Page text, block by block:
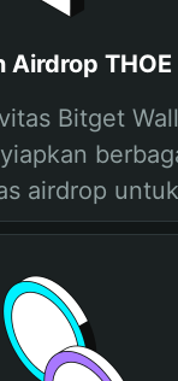
Airdrop
Bitget
airdrop